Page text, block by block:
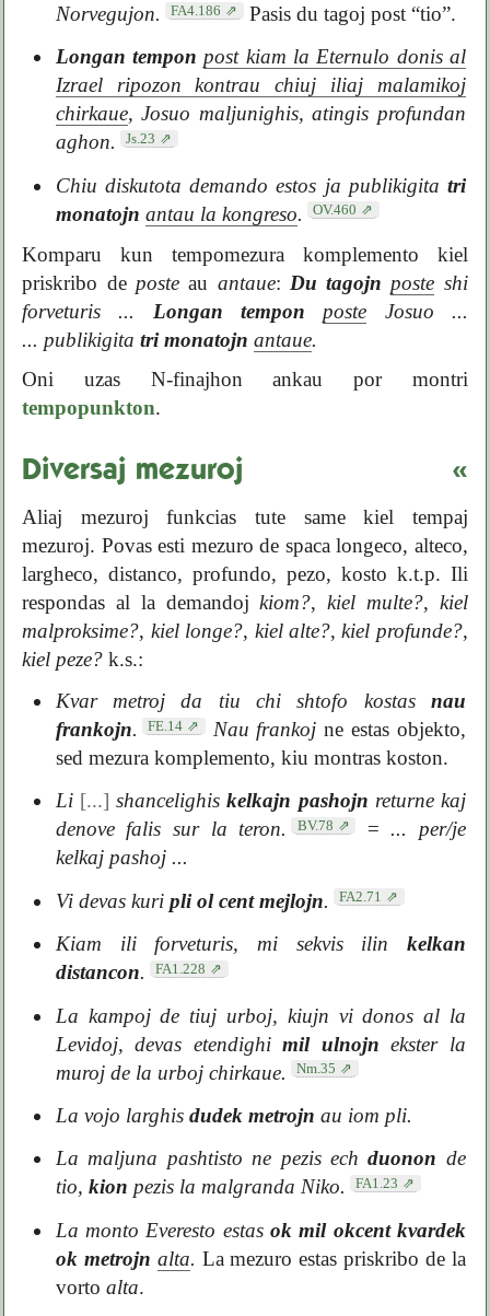
Norvegujon. FA4.186
Pasis du tagoj post “tio”.
Longan tempon post kiam la Eternulo donis al
Izrael ripozon kontrau chiuj iliaj malamikoj
chirkaue, Josuo maljunighis, atingis profundan
aghon.
Js.23
Chiu diskutota demando estos ja publikigita tri
monatojn antau la kongreso. OV.460
Komparu kun tempomezura komplemento kiel
priskribo de posteau antaue: Du tagojn poste shi
forveturis ...
Longan tempon poste Josuo ...
... publikigitatri monatojn antaue.
Oni uzas N-finajhon ankau por montri
tempopunkton.
Diversaj mezuroj «
Aliaj mezuroj funkcias tute same kiel tempaj
mezuroj. Povas esti mezuro de spaca longeco, alteco,
largheco, distanco, profundo, pezo, kosto k.t.p. Ili
respondas al la demandojkiom?,kiel multe?, kiel
malproksime?, kiel longe?, kiel alte?,kiel profunde?,
kiel peze? k.s.:
Kvar metroj da tiu chi shtofo kostas nau
frankojn. FE.14 Nau frankoj ne estas objekto,
sed mezura komplemento, kiu montras koston.
Li [...] shancelighiskelkajn pashojn returne kaj
denove falis sur la teron.
BV.78 = ... per/je
kelkaj pashoj ...
Vi devas kuri pli ol cent mejlojn. FA2.71
Kiam ili forveturis, mi sekvis ilin kelkan
distancon. FA1.228
La kampoj de tiuj urboj, kiujn vi donos al la
Levidoj, devas etendighimil ulnojn ekster la
muroj de la urboj chirkaue.
Nm.35
La vojo larghis dudek metrojn au iom pli.
La maljuna pashtisto ne pezis echduonon de
tio, kion pezis la malgranda Niko. FA1.23
La monto Everesto estasok mil okcent kvardek
ok metrojn alta. La mezuro estas priskribo de la
vorto alta.